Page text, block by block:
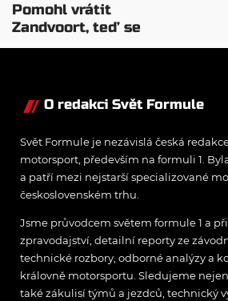
Pomohl vrátit
Zandvoort, teď se
nizozemský princ
O redakci Svět Formule
Svět Formule je nezávislá česká
motorsport, především na formuli 1.
a patří mezi nejstarší specializované
československém trhu.
Jsme průvodcem světem formule 1 a
zpravodajství, detailní reporty ze
technické rozbory, odborné analýzy a
královně motorsportu. Sledujeme
také zákulisí týmů a jezdců, technický